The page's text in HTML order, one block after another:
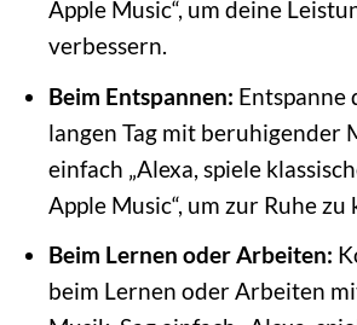
Apple Music“, um deine
verbessern.
Beim Entspannen: Entspanne
langen Tag mit beruhigender
einfach „Alexa, spiele
Apple Music“, um zur Ruhe zu
Beim Lernen oder Arbeiten:
beim Lernen oder Arbeiten